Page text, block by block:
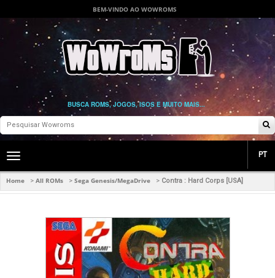
BEM-VINDO AO WOWROMS
BUSCA ROMS, JOGOS, ISOS E MUITO MAIS...
Toggle
navigation
PT
Home > All ROMs > Sega Genesis/MegaDrive > Contra : Hard Corps [USA]